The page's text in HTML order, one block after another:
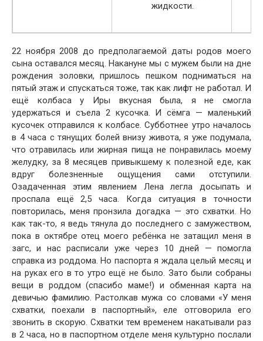
жидкости.
22 ноября 2008 до предполагаемой даты родов моего
сына оставался месяц. Накануне мы с мужем были на дне
рождения золовки, пришлось пешком подниматься на
пятый этаж и спускаться тоже, так как лифт не работал. И
ещё колбаса у Иры вкусная была, я не смогла
удержаться и съела 2 кусочка. И сёмга — маленький
кусочек отправился к колбасе. Субботнее утро началось
в 4 часа с тянущих болей внизу живота, я уже подумала,
что отравилась или жирная пища не понравилась моему
желудку, за 8 месяцев привыкшему к полезной еде, как
вдруг болезненные ощущения сами отступили.
Озадаченная этим явлением Лена легла досыпать и
проспала ещё 2,5 часа. Когда ситуация в точности
повторилась, меня пронзила догадка — это схватки. Но
как так-то, я ведь тянула до последнего с замужеством,
пока в октябре отец моего ребёнка не затащил меня в
загс, и нас расписали уже через 10 дней — помогла
справка из роддома. Но паспорта я ждала целый месяц и
на руках его в то утро ещё не было. Зато были собраны
вещи в роддом (спасибо маме!) и обменная карта на
девичью фамилию. Растолкав мужа со словами «У меня
схватки, поехали в паспортный», еле отговорила его
звонить в скорую. Схватки тем временем накатывали раз
в 2 часа, но в паспортном отделе меня культурно послали